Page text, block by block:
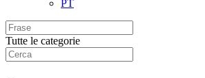
PT
Tutte le categorie